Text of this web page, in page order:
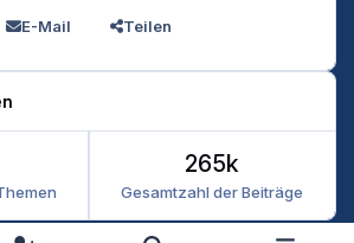
E-Mail Teilen
Gesamtzahl der Beiträge
265k